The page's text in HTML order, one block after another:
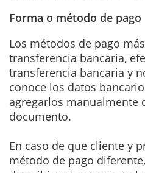
Forma o método de pago
Los métodos de pago
transferencia bancaria,
transferencia bancaria y
conoce los datos
agregarlos manualmente
documento.
En caso de que cliente y
método de pago